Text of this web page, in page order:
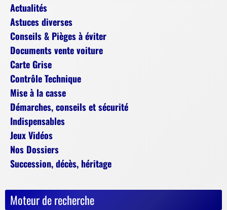
Actualités
Astuces diverses
Conseils & Pièges à éviter
Documents vente voiture
Carte Grise
Contrôle Technique
Mise à la casse
Démarches, conseils et sécurité
Indispensables
Jeux Vidéos
Nos Dossiers
Succession, décès, héritage
Moteur de recherche